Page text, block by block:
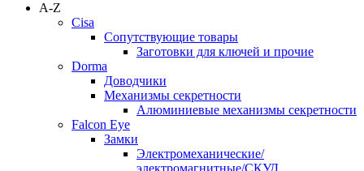
A-Z
Cisa
Сопутствующие товары
Заготовки для ключей и прочие
Dorma
Доводчики
Механизмы секретности
Алюминиевые механизмы секретности
Falcon Eye
Замки
Электромеханические/